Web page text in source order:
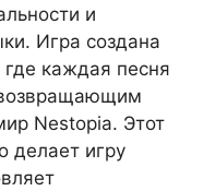
и
Игра создана
каждая песня
Nestopia. Этот
делает игру